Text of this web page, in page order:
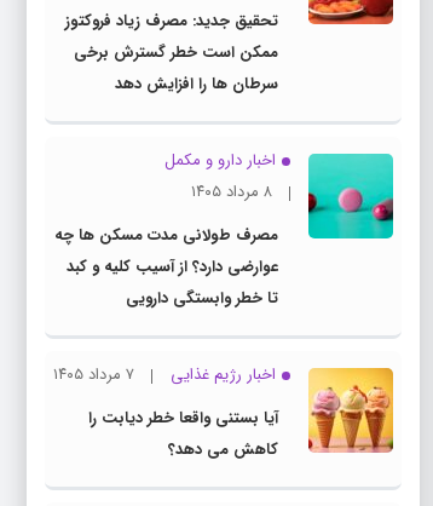
تحقیق جدید: مصرف زیاد فروکتوز
ممکن است خطر گسترش برخی
سرطان ها را افزایش دهد
اخبار دارو و مکمل
۸ مرداد ۱۴۰۵
مصرف طولانی مدت مسکن ها چه
عوارضی دارد؟ از آسیب کلیه و کبد
تا خطر وابستگی دارویی
اخبار رژیم غذایی
۷ مرداد ۱۴۰۵
آیا بستنی واقعا خطر دیابت را
کاهش می دهد؟